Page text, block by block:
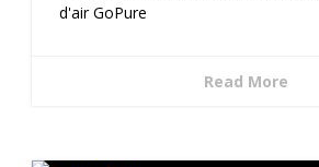
d'air GoPure
Read More